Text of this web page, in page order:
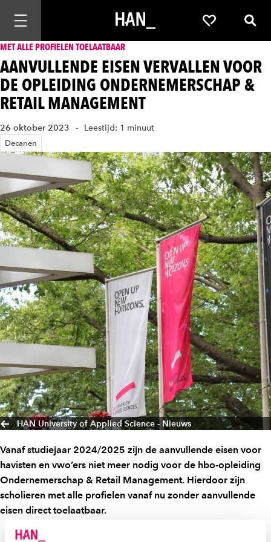
Mobiele navigatie openen Favorieten
MET ALLE PROFIELEN TOELAATBAAR
AANVULLENDE EISEN VERVALLEN VOOR
DE OPLEIDING ONDERNEMERSCHAP &
RETAIL MANAGEMENT
26 oktober 2023 Leestijd: 1 minuut
Decanen
HAN University of Applied Science - Nieuws
Vanaf studiejaar 2024/2025 zijn de aanvullende eisen voor
havisten en vwo’ers niet meer nodig voor de hbo-opleiding
Ondernemerschap & Retail Management. Hierdoor zijn
scholieren met alle profielen vanaf nu zonder aanvullende
eisen direct toelaatbaar.